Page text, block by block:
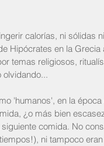
calorías, ni sólidas
Hipócrates en la
temas religiosos,
olvidando...
'humanos', en la
¿o más bien
comida. No
ni tampoco